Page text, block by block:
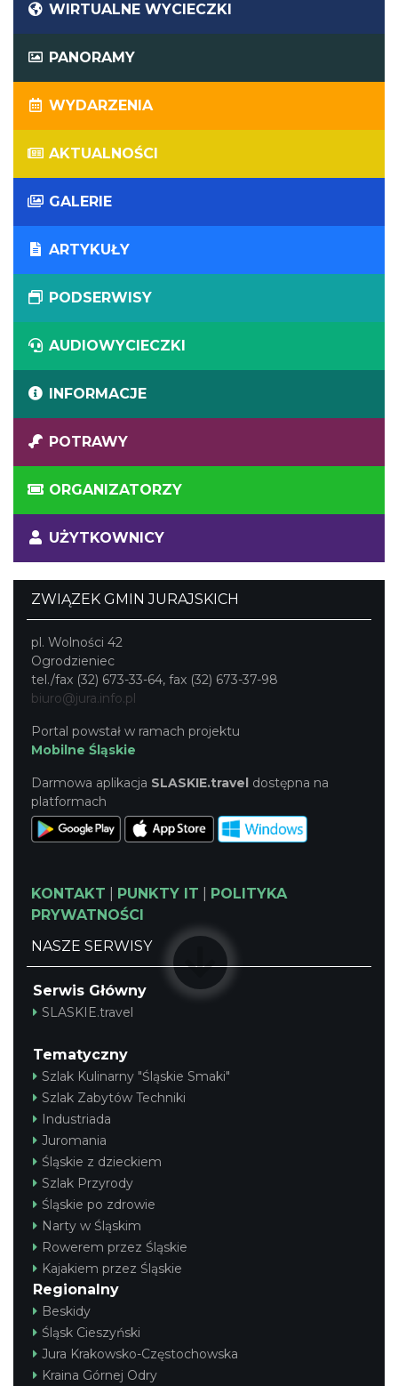
WIRTUALNE WYCIECZKI
PANORAMY
WYDARZENIA
AKTUALNOŚCI
GALERIE
ARTYKUŁY
PODSERWISY
AUDIOWYCIECZKI
INFORMACJE
POTRAWY
ORGANIZATORZY
UŻYTKOWNICY
ZWIĄZEK GMIN JURAJSKICH
pl. Wolności 42
Ogrodzieniec
tel./fax (32) 673-33-64, fax (32) 673-37-98
biuro@jura.info.pl
Portal powstał w ramach projektu
Mobilne Śląskie
Darmowa aplikacja SLASKIE.travel dostępna na
platformach
KONTAKT PUNKTY IT
POLITYKA
PRYWATNOŚCI
NASZE SERWISY
Serwis Główny
SLASKIE.travel
Tematyczny
Szlak Kulinarny "Śląskie Smaki"
Szlak Zabytów Techniki
Industriada
Juromania
Śląskie z dzieckiem
Szlak Przyrody
Śląskie po zdrowie
Narty w Śląskim
Rowerem przez Śląskie
Kajakiem przez Śląskie
Regionalny
Beskidy
Śląsk Cieszyński
Jura Krakowsko-Częstochowska
Kraina Górnej Odry